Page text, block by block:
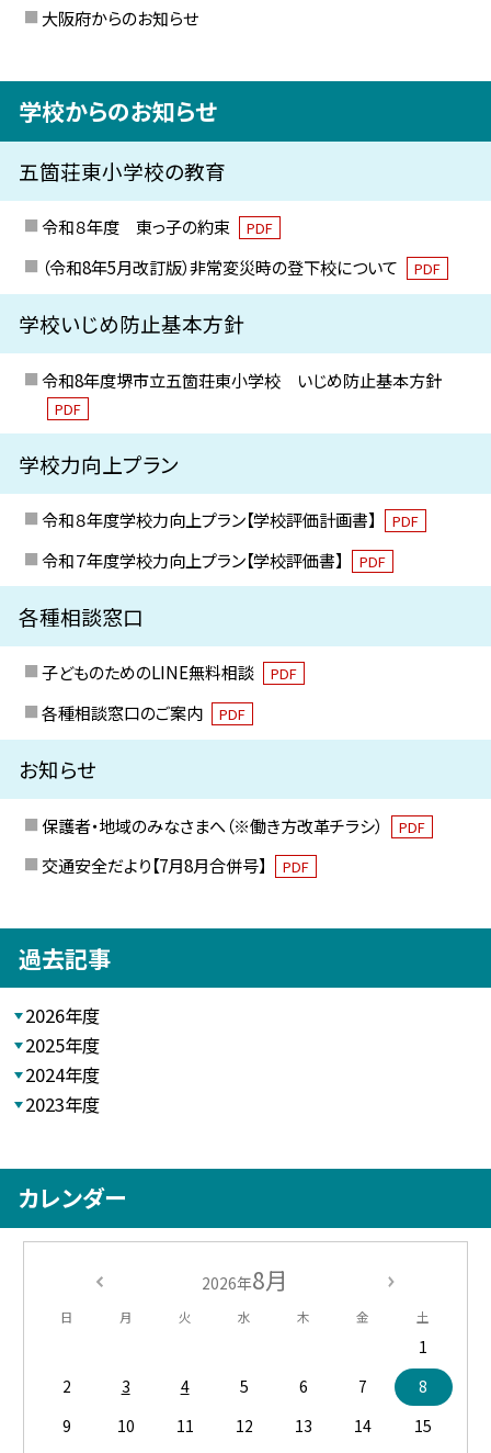
大阪府からのお知らせ
学校からのお知らせ
五箇荘東小学校の教育
令和８年度 東っ子の約束 PDF
（令和8年5月改訂版）非常変災時の登下校について PDF
学校いじめ防止基本方針
令和8年度堺市立五箇荘東小学校 いじめ防止基本方針
PDF
学校力向上プラン
令和８年度学校力向上プラン【学校評価計画書】 PDF
令和７年度学校力向上プラン【学校評価書】 PDF
各種相談窓口
子どものためのLINE無料相談 PDF
各種相談窓口のご案内 PDF
お知らせ
保護者・地域のみなさまへ（※働き方改革チラシ） PDF
交通安全だより【7月8月合併号】 PDF
過去記事
2026年度
2025年度
2024年度
2023年度
カレンダー
2026年8月
日 月 火 水 木 金 土
1
2
3 4 5 6 7
8
9
10 11 12 13 14
15